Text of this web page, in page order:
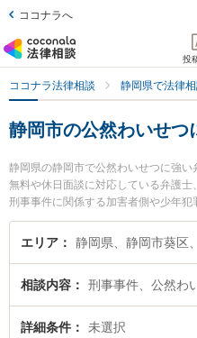
ココナラへ
投
ココナラ法律相談 静岡県で法律
静岡市の公然わいせつ
静岡県の静岡市で公然わいせつに強
無料や休日面談に対応している弁護士
刑事事件に関係する加害者側や少年
絞り込み検索もでき便利です。特に
屋 典弁護士や東京スタートアップ法
ルを今すぐに弁護士に相談したい』
な近くの弁護士を検索したい』『初
る静岡市内の弁護士に相談予約した
エリア
相談内容 刑事事件、公然わ
詳細条件 未選択